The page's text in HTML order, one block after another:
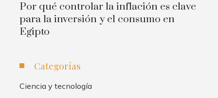
Por qué controlar la inflación es clave
para la inversión y el consumo en
Egipto
Categorías
Ciencia y tecnología